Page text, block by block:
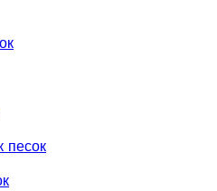
песок